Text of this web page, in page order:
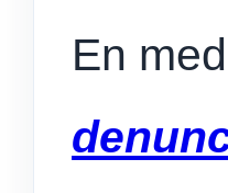
En